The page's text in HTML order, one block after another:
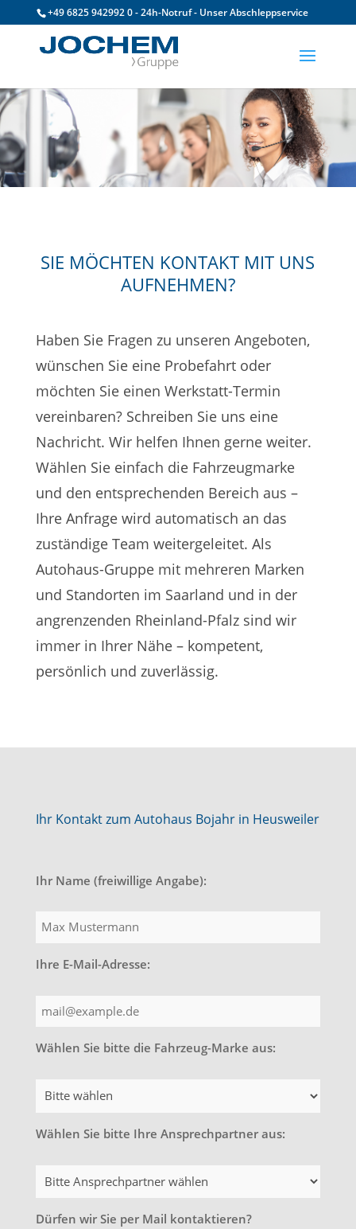
+49 6825 942992 0 - 24h-Notruf - Unser Abschleppservice
SIE MÖCHTEN KONTAKT MIT UNS
AUFNEHMEN?
Haben Sie Fragen zu unseren Angeboten,
wünschen Sie eine Probefahrt oder
möchten Sie einen Werkstatt-Termin
vereinbaren? Schreiben Sie uns eine
Nachricht. Wir helfen Ihnen gerne weiter.
Wählen Sie einfach die Fahrzeugmarke
und den entsprechenden Bereich aus –
Ihre Anfrage wird automatisch an das
zuständige Team weitergeleitet. Als
Autohaus-Gruppe mit mehreren Marken
und Standorten im Saarland und in der
angrenzenden Rheinland-Pfalz sind wir
immer in Ihrer Nähe – kompetent,
persönlich und zuverlässig.
Ihr Kontakt zum Autohaus Bojahr in Heusweiler
Ihr Name (freiwillige Angabe):
Ihre E-Mail-Adresse:
Wählen Sie bitte die Fahrzeug-Marke aus:
Wählen Sie bitte Ihre Ansprechpartner aus:
Dürfen wir Sie per Mail kontaktieren?